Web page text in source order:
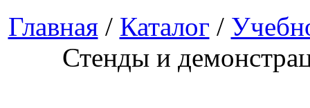
Главная/ Каталог /
Стенды и